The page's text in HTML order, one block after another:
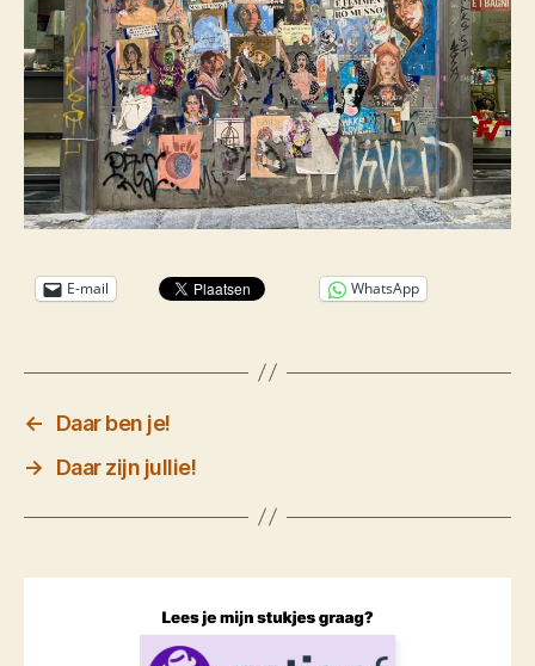
E-mail WhatsApp
←
Daar ben je!
→
Daar zijn jullie!